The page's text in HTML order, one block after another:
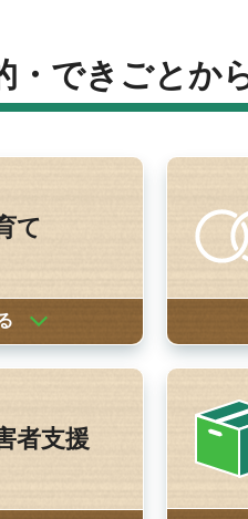
・できごとか
て
者支援